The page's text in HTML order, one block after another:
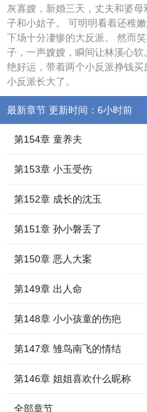
灰寡嫂，新婚三天，丈夫和婆
子和小姑子。 可明明看着还稚
下场十分凄惨的大反派。 然而
子，一声嫂嫂，瞬间让林溪心
绝好运，带着两个小反派挣钱买
小反派长大了。
最新章节 更新时间：6小时前
第154章 童养夫
第153章 小玉受伤
第152章 成长的沈玉
第151章 孙小磐丢了
第150章 恶人大案
第149章 出人命
第148章 小小孩童的伤疤
第147章 雏鸟南飞的情结
第146章 姐姐喜欢什么昵称
全部章节